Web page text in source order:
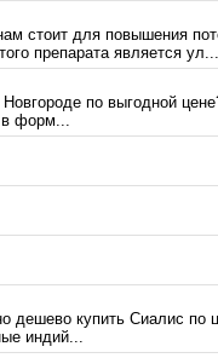
стоит для повышения
препарата является ул...
по выгодной
в форм...
дешево купить Сиалис по
индий...